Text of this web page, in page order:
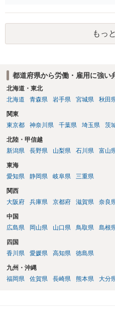
の弁護士にご相談ください。 以上
もっ
都道府県から労働・雇用に強い
北海道・東北
北海道
青森県 岩手県 宮城県 秋田
関東
東京都
神奈川県 千葉県 埼玉県 茨
北陸・甲信越
新潟県
長野県 山梨県 石川県 富山
東海
愛知県
静岡県 岐阜県 三重県
関西
大阪府
兵庫県 京都府 滋賀県 奈良
中国
広島県
岡山県 山口県 鳥取県 島根
四国
香川県
愛媛県 高知県 徳島県
九州・沖縄
福岡県
佐賀県 長崎県 熊本県 大分